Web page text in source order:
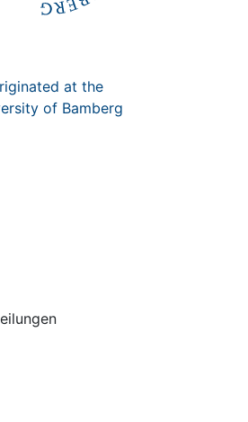
at the
of Bamberg